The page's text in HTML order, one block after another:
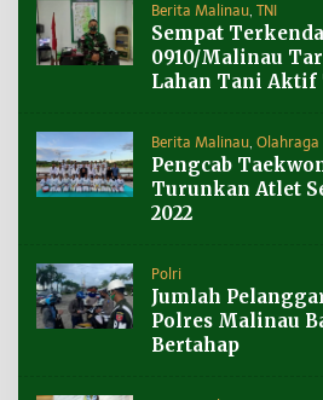
Berita Malinau TNI
Sempat
0910/Malinau
Lahan Tani Aktif
Berita Malinau Olahraga
Pengcab
Turunkan Atlet
2022
Polri
Jumlah
Polres Malinau
Bertahap